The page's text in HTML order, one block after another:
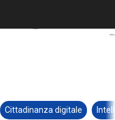
Cittadinanza digitale